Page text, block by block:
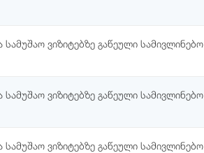
ვიზიტებზე გაწეული სამივლინებო
ვიზიტებზე გაწეული სამივლინებო
ვიზიტებზე გაწეული სამივლინებო